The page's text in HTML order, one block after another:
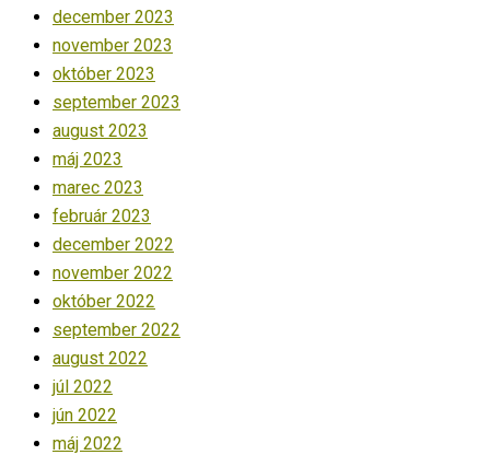
december 2023
november 2023
október 2023
september 2023
august 2023
máj 2023
marec 2023
február 2023
december 2022
november 2022
október 2022
september 2022
august 2022
júl 2022
jún 2022
máj 2022